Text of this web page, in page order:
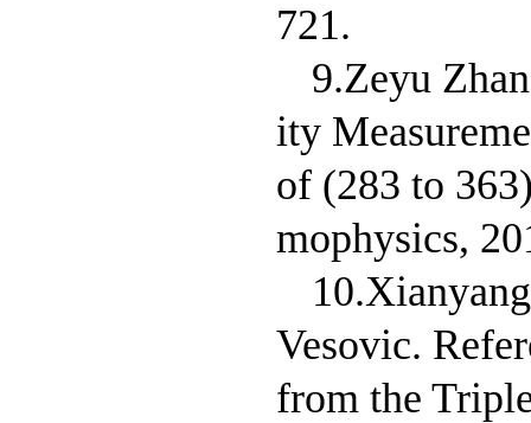
721.
9.Zeyu
ity
of (283 to
mophysics,
Vesovic.
from the